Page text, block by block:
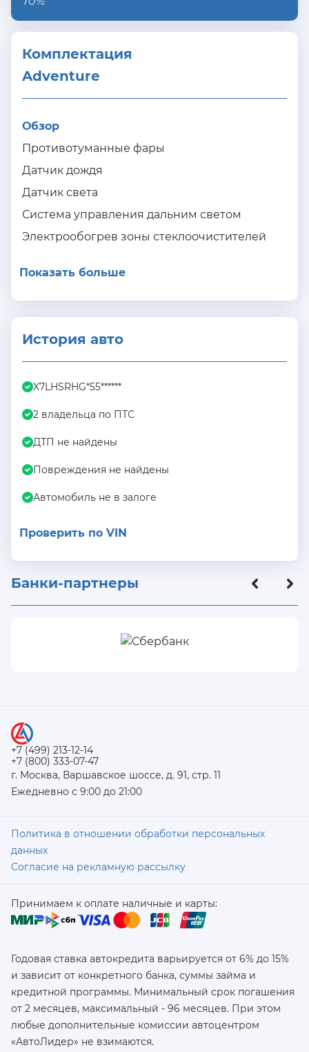
Комплектация
Adventure
Обзор
Противотуманные фары
Датчик дождя
Датчик света
Система управления дальним светом
Электрообогрев зоны стеклоочистителей
Показать больше
История авто
X7LHSRHG*55******
2 владельца по ПТС
ДТП не найдены
Повреждения не найдены
Автомобиль не в залоге
Проверить по VIN
Банки-партнеры
+7 (499) 213-12-14
+7 (800) 333-07-47
г. Москва, Варшавское шоссе, д. 91, стр. 11
Ежедневно с 9:00 до 21:00
Политика в отношении обработки персональных
данных
Согласие на рекламную рассылку
Принимаем к оплате наличные и карты:
Годовая ставка автокредита варьируется от 6% до 15%
и зависит от конкретного банка, суммы займа и
кредитной программы. Минимальный срок погашения
от 2 месяцев, максимальный - 96 месяцев. При этом
любые дополнительные комиссии автоцентром
«АвтоЛидер» не взимаются.